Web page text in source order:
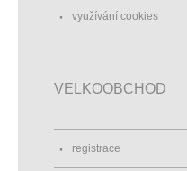
využívání cookies
VELKOOBCHOD
registrace